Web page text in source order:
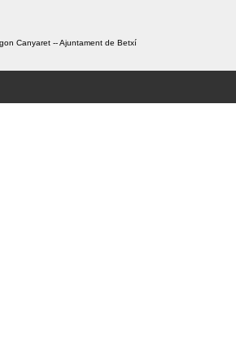
Canyaret --Ajuntament de Betxí